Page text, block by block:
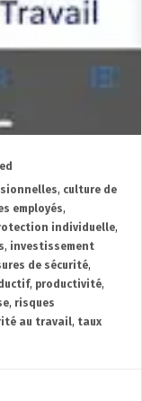
, culture de
employés,
individuelle,
, investissement
de sécurité,
, productivité,
, risques
au travail, taux